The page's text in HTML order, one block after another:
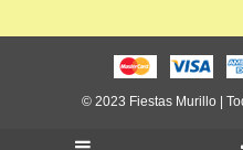
© 2023 Fiestas Murillo |